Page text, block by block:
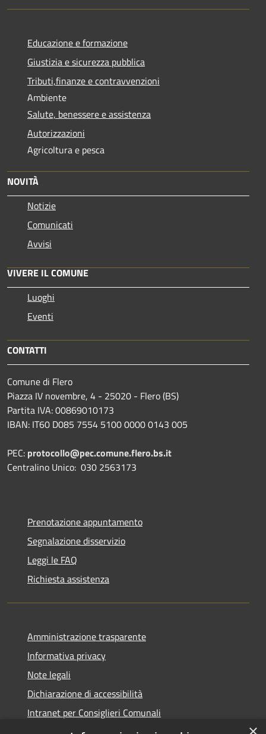
Educazione e formazione
Giustizia e sicurezza pubblica
Tributi,finanze e contravvenzioni
Ambiente
Salute, benessere e assistenza
Autorizzazioni
Agricoltura e pesca
NOVITÀ
Notizie
Comunicati
Avvisi
VIVERE IL COMUNE
Luoghi
Eventi
CONTATTI
Comune di Flero
Piazza IV novembre, 4 - 25020 - Flero (BS)
Partita IVA: 00869010173
IBAN: IT60 D085 7554 5100 0000 0143 005
PEC: protocollo@pec.comune.flero.bs.it
Centralino Unico: 030 2563173
Prenotazione appuntamento
Segnalazione disservizio
Leggi le FAQ
Richiesta assistenza
Amministrazione trasparente
Informativa privacy
Note legali
Dichiarazione di accessibilità
Intranet per Consiglieri Comunali